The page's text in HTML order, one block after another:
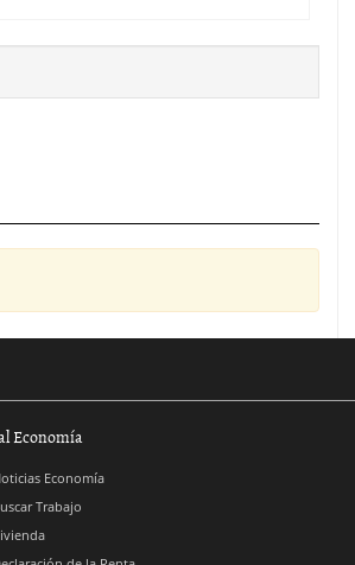
Economía
Economía
Trabajo